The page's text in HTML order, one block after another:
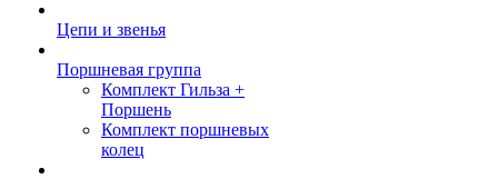
Цепи и звенья
Поршневая группа
Комплект Гильза +
Поршень
Комплект поршневых
колец